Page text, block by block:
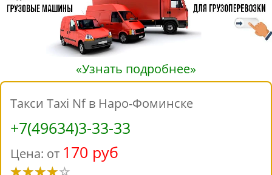
«Узнать подробнее»
Такси Taxi Nf в Наро-Фоминске
+7(49634)3-33-33
Цена: от 170 руб